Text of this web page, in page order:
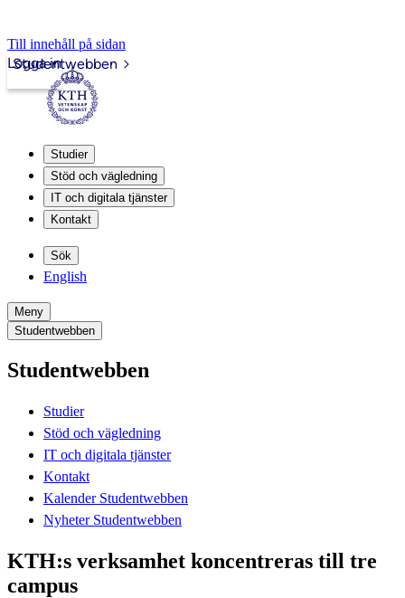
Till innehåll på sidan
Studentwebben
Logga in
Studier
Stöd och vägledning
IT och digitala tjänster
Kontakt
Sök
English
Meny
Studentwebben
Studentwebben
Studier
Stöd och vägledning
IT och digitala tjänster
Kontakt
Kalender Studentwebben
Nyheter Studentwebben
KTH:s verksamhet koncentreras till tre
campus